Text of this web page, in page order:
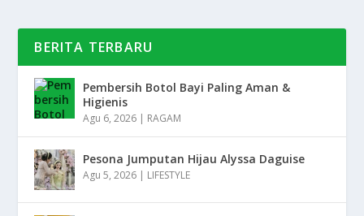
BERITA TERBARU
Pembersih Botol Bayi Paling Aman &
Higienis
Agu 6, 2026 | RAGAM
Pesona Jumputan Hijau Alyssa Daguise
Agu 5, 2026 | LIFESTYLE